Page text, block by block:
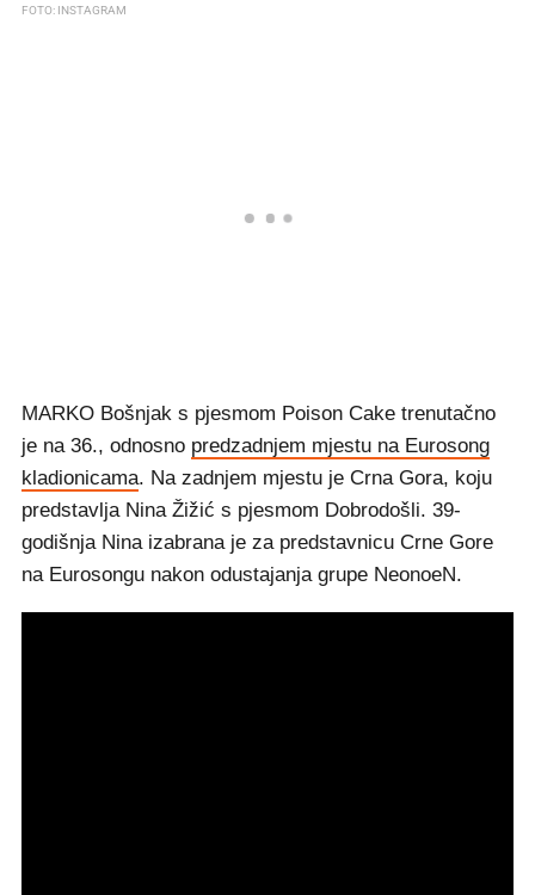
FOTO: INSTAGRAM
MARKO Bošnjak s pjesmom Poison Cake trenutačno
je na 36., odnosno predzadnjem mjestu na Eurosong
kladionicama. Na zadnjem mjestu je Crna Gora, koju
predstavlja Nina Žižić s pjesmom Dobrodošli. 39-
godišnja Nina izabrana je za predstavnicu Crne Gore
na Eurosongu nakon odustajanja grupe NeonoeN.